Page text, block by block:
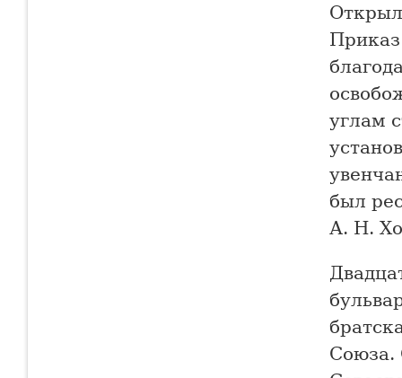
углам
был
А. Н.
Союза.